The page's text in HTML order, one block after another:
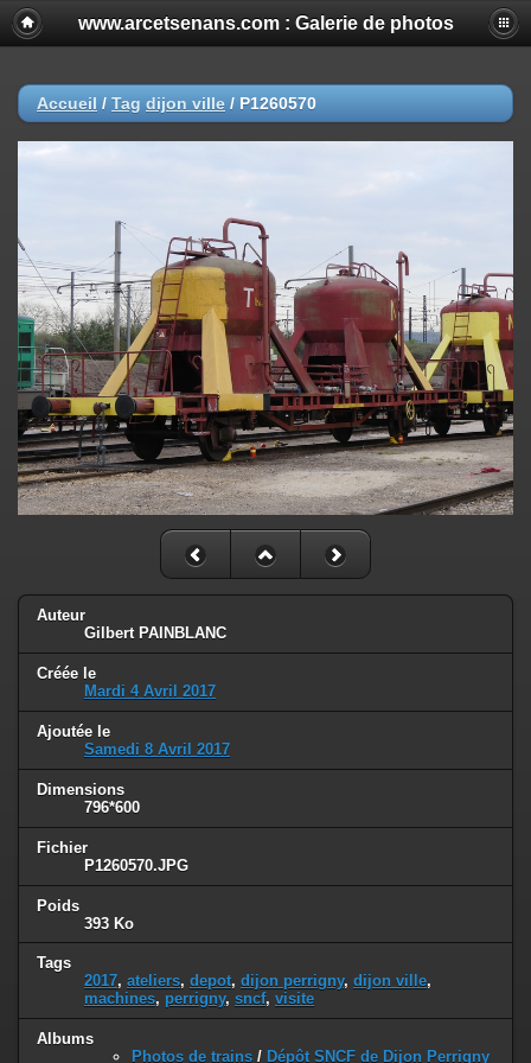
www.arcetsenans.com : Galerie de photos
Accueil / Tag dijon ville / P1260570
Auteur
Gilbert PAINBLANC
Créée le
Mardi 4 Avril 2017
Ajoutée le
Samedi 8 Avril 2017
Dimensions
796*600
Fichier
P1260570.JPG
Poids
393 Ko
Tags
2017, ateliers, depot, dijon perrigny, dijon ville,
machines, perrigny, sncf, visite
Albums
Photos de trains / Dépôt SNCF de Dijon Perrigny